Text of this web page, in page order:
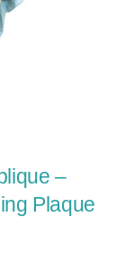
–
Plaque